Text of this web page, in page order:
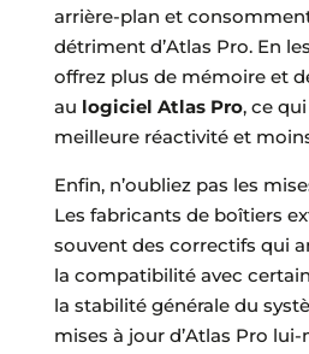
arrière-plan et
détriment d’Atlas Pro. En
offrez plus de mémoire et
au logiciel Atlas Pro, ce
meilleure réactivité et
Enfin, n’oubliez pas les
Les fabricants de boîtiers
souvent des correctifs qui
la compatibilité avec
la stabilité générale du
mises à jour d’Atlas Pro lui-